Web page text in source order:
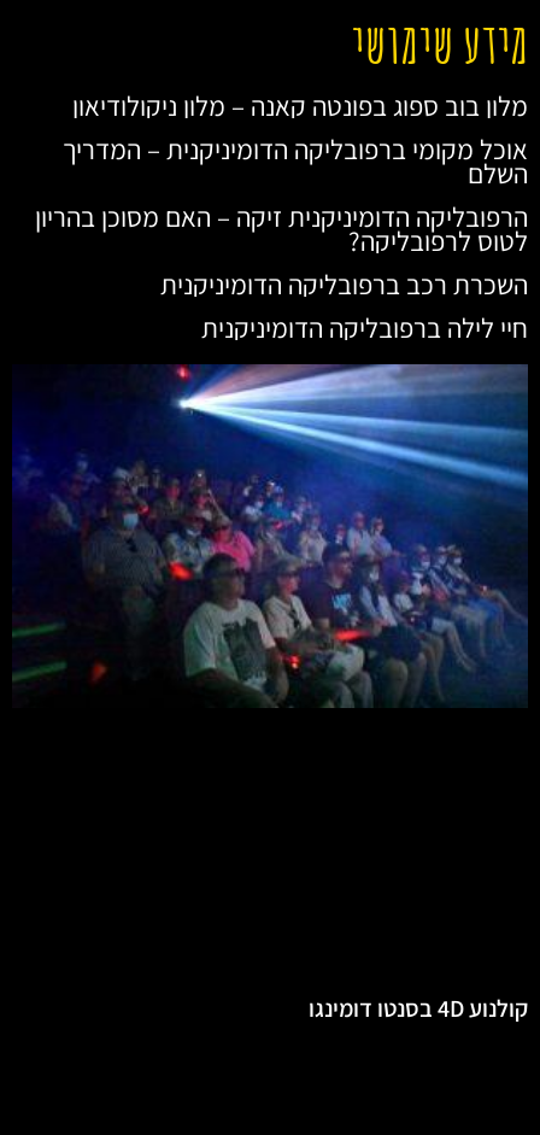
מידע שימושי
מלון בוב ספוג בפונטה קאנה – מלון ניקולודיאון
אוכל מקומי ברפובליקה הדומיניקנית – המדריך
השלם
הרפובליקה הדומיניקנית זיקה – האם מסוכן בהריון
לטוס לרפובליקה?
השכרת רכב ברפובליקה הדומיניקנית
חיי לילה ברפובליקה הדומיניקנית
קולנוע 4D בסנטו דומינגו